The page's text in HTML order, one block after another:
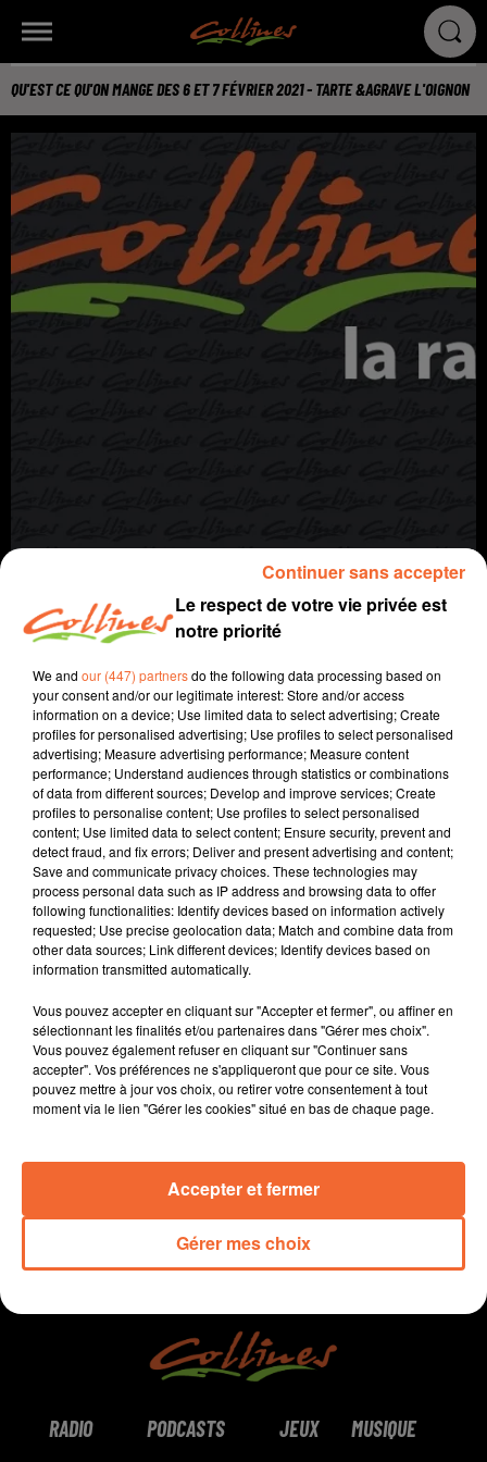
QU'EST CE QU'ON MANGE DES 6 ET 7 FÉVRIER 2021 - TARTE &AGRAVE L'OIGNON
Qu'est-ce qu'on mange
6 février 2021
QU'EST CE QU'ON MANGE DES 6 ET 7 FÉVRIER 2021 - TARTE
&AGRAVE L'OIGNON
Collines la Radio
Qu'est-ce qu'on mange
Recette présentée par Anne et Jacqueline.
0:00
RADIO PODCASTS JEUX MUSIQUE
Le respect de votre vie privée est
notre priorité
We and our (447) partnersdo the following data processing based on
your consent and/or our legitimate interest: Store and/or access
information on a device; Use limited data to select advertising; Create
profiles for personalised advertising; Use profiles to select personalised
advertising; Measure advertising performance; Measure content
performance; Understand audiences through statistics or combinations
of data from different sources; Develop and improve services; Create
profiles to personalise content; Use profiles to select personalised
content; Use limited data to select content; Ensure security, prevent and
detect fraud, and fix errors; Deliver and present advertising and content;
Save and communicate privacy choices. These technologies may
process personal data such as IP address and browsing data to offer
following functionalities: Identify devices based on information actively
requested; Use precise geolocation data; Match and combine data from
other data sources; Link different devices; Identify devices based on
information transmitted automatically.
Vous pouvez accepter en cliquant sur "Accepter et fermer", ou affiner en
sélectionnant les finalités et/ou partenaires dans "Gérer mes choix".
Vous pouvez également refuser en cliquant sur "Continuer sans
accepter". Vos préférences ne s'appliqueront que pour ce site. Vous
pouvez mettre à jour vos choix, ou retirer votre consentement à tout
moment via le lien "Gérer les cookies" situé en bas de chaque page.
Gérer mes choix
Accepter et fermer
Continuer sans accepter